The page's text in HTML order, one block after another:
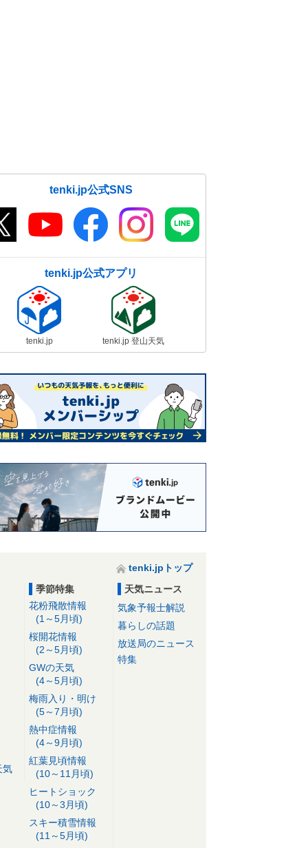
tenki.jp公式SNS
tenki.jp公式アプリ
tenki.jp tenki.jp 登山天気
tenki.jpトップ
気
季節特集
花粉飛散情報
(1～5月頃)
桜開花情報
(2～5月頃)
GWの天気
(4～5月頃)
梅雨入り・明け
(5～7月頃)
熱中症情報
(4～9月頃)
紅葉見頃情報
(10～11月頃)
ヒートショック
(10～3月頃)
スキー積雪情報
(11～5月頃)
天気ニュース
気象予報士解説
暮らしの話題
放送局のニュース
特集